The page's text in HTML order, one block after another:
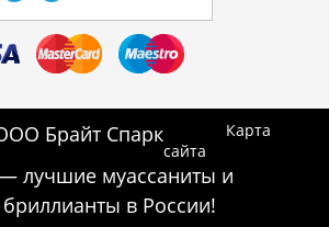
Брайт Спарк
Карта
сайта
лучшие муассаниты и
в России!